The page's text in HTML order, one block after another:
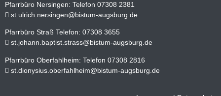
Pfarrbüro Nersingen: Telefon 07308 2381
st.ulrich.nersingen@bistum-augsburg.de
Pfarrbüro Straß Telefon: 07308 3655
st.johann.baptist.strass@bistum-augsburg.de
Pfarrbüro Oberfahlheim: Telefon 07308 2816
st.dionysius.oberfahlheim@bistum-augsburg.de